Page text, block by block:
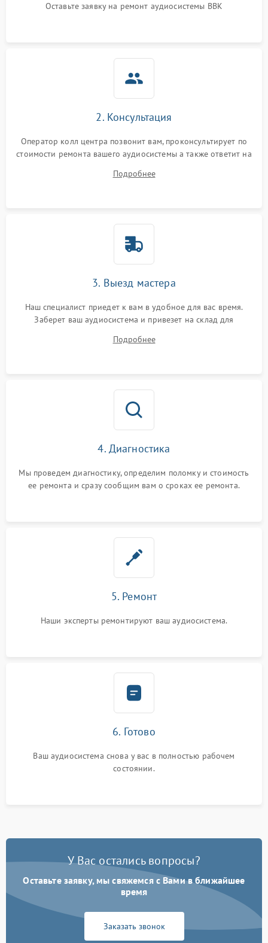
Оставьте заявку на ремонт аудиосистемы BBK
2. Консультация
Оператор колл центра позвонит вам, проконсультирует по
стоимости ремонта вашего аудиосистемы а также ответит на
Подробнее
3. Выезд мастера
Наш специалист приедет к вам в удобное для вас время.
Заберет ваш аудиосистема и привезет на склад для
Подробнее
4. Диагностика
Мы проведем диагностику, определим поломку и стоимость
ее ремонта и сразу сообщим вам о сроках ее ремонта.
5. Ремонт
Наши эксперты ремонтируют ваш аудиосистема.
6. Готово
Ваш аудиосистема снова у вас в полностью рабочем
состоянии.
У Вас остались вопросы?
Оставьте заявку, мы свяжемся с Вами в ближайшее
время
Заказать звонок